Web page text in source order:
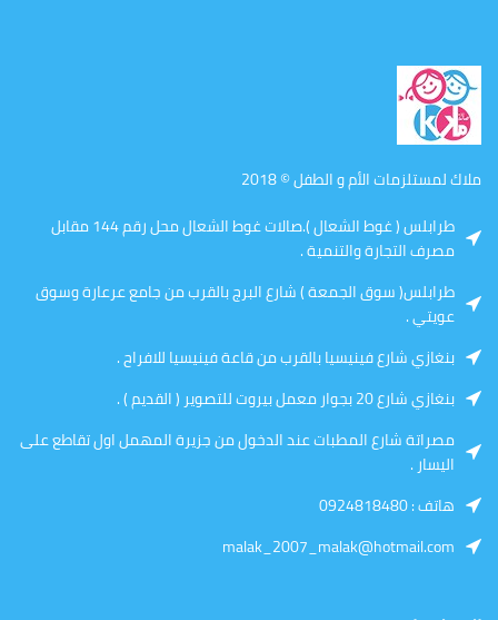
ملاك لمستلزمات الأم و الطفل © 2018
طرابلس ( غوط الشعال ).صالات غوط الشعال محل رقم 144 مقابل
مصرف التجارة والتنمية .
طرابلس( سوق الجمعة ) شارع البرج بالقرب من جامع عرعارة وسوق
عويتي .
بنغازي شارع فينيسيا بالقرب من قاعة فينيسيا للافراح .
بنغازي شارع 20 بجوار معمل بيروت للتصوير ( القديم ) .
مصراتة شارع المطبات عند الدخول من جزيرة المهمل اول تقاطع على
اليسار .
هاتف : 0924818480
malak_2007_malak@hotmail.com